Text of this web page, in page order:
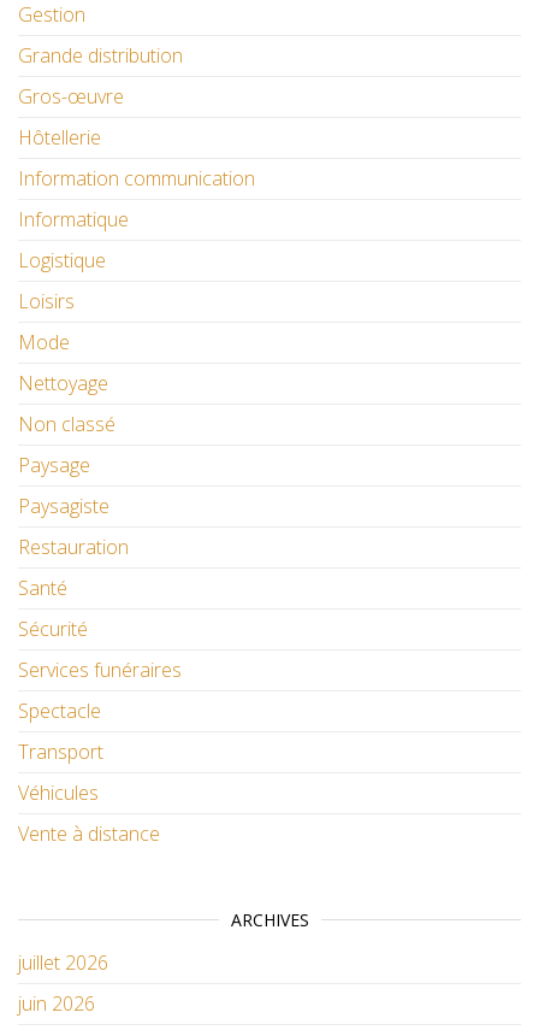
Gestion
Grande distribution
Gros-œuvre
Hôtellerie
Information communication
Informatique
Logistique
Loisirs
Mode
Nettoyage
Non classé
Paysage
Paysagiste
Restauration
Santé
Sécurité
Services funéraires
Spectacle
Transport
Véhicules
Vente à distance
ARCHIVES
juillet 2026
juin 2026